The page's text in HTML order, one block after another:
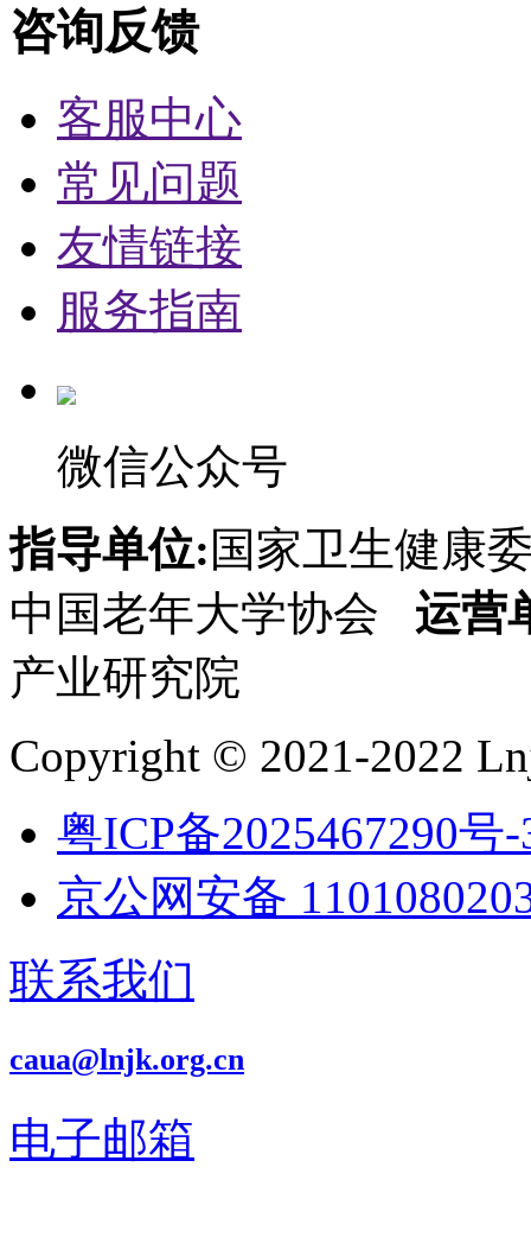
咨询反馈
客服中心
常见问题
友情链接
服务指南
微信公众号
指导单位:国家卫生健康
中国老年大学协会 运营
产业研究院
Copyright © 2021-2022
粤ICP备2025467290号-
京公网安备
联系我们
caua@lnjk.org.cn
电子邮箱